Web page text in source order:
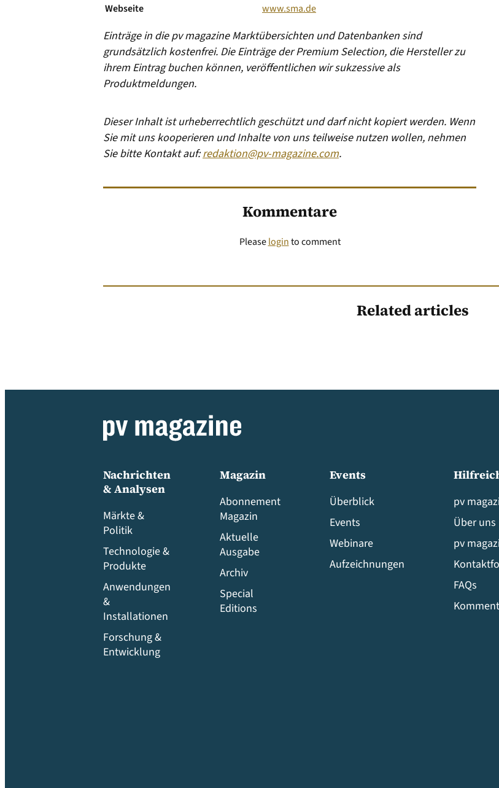
Webseite
www.sma.de
Einträge in die pv magazine Marktübersichten und Datenbanken sind
grundsätzlich kostenfrei. Die Einträge der Premium Selection, die Hersteller zu
ihrem Eintrag buchen können, veröffentlichen wir sukzessive als
Produktmeldungen.
Dieser Inhalt ist urheberrechtlich geschützt und darf nicht kopiert werden. Wenn
Sie mit uns kooperieren und Inhalte von uns teilweise nutzen wollen, nehmen
Sie bitte Kontakt auf:redaktion@pv-magazine.com.
Kommentare
Pleaseloginto comment
Related articles
Nachrichten
& Analysen
Märkte &
Politik
Technologie &
Produkte
Anwendungen
&
Installationen
Forschung &
Entwicklung
Magazin
Abonnement
Magazin
Aktuelle
Ausgabe
Archiv
Special
Editions
Events
Überblick
Events
Webinare
Aufzeichnungen
pv
Über uns
pv
FAQs